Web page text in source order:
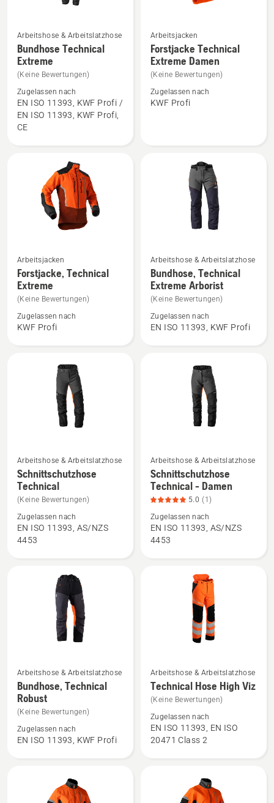
Mehr
Details
zu
Bundhose
Technical
Extreme
anzeigen
Arbeitshose & Arbeitslatzhose
Bundhose Technical
Extreme
(Keine Bewertungen)
Zugelassen nach
EN ISO 11393, KWF Profi /
EN ISO 11393, KWF Profi,
CE
Mehr
Details
zu
Forstjacke
Technical
Arbeitsjacken
Forstjacke Technical
Extreme Damen
(Keine Bewertungen)
Zugelassen nach
KWF Profi
Mehr
Details
Forstjacke,
Technical
Extreme
Arbeitsjacken
Forstjacke, Technical
Extreme
(Keine Bewertungen)
Zugelassen nach
KWF Profi
Mehr
Details
Bundhose,
Technical
Extreme
Arbeitshose & Arbeitslatzhose
Bundhose, Technical
Extreme Arborist
(Keine Bewertungen)
Zugelassen nach
EN ISO 11393, KWF Profi
Mehr
Details
Schnittschutzhose
Technical
anzeigen
Arbeitshose & Arbeitslatzhose
Schnittschutzhose
Technical
(Keine Bewertungen)
Zugelassen nach
EN ISO 11393, AS/NZS
4453
Mehr
Details
Schnittschutzhose
Technical
Produktbewertung
Arbeitshose & Arbeitslatzhose
Schnittschutzhose
Technical - Damen
5.0 (1)
Zugelassen nach
EN ISO 11393, AS/NZS
4453
Mehr
Details
zu
Bundhose,
Technical
Robust
Arbeitshose & Arbeitslatzhose
Bundhose, Technical
Robust
(Keine Bewertungen)
Zugelassen nach
EN ISO 11393, KWF Profi
Mehr
Details
zu
Technical
Hose
High
Arbeitshose & Arbeitslatzhose
Technical Hose High Viz
(Keine Bewertungen)
Zugelassen nach
EN ISO 11393, EN ISO
20471 Class 2